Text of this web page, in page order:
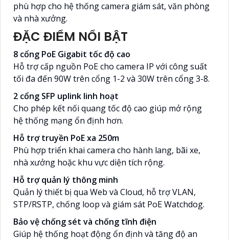
phù hợp cho hệ thống camera giám sát, văn phòng
và nhà xưởng.
ĐẶC ĐIỂM NỔI BẬT
8 cổng PoE Gigabit tốc độ cao
Hỗ trợ cấp nguồn PoE cho camera IP với công suất
tối đa đến 90W trên cổng 1-2 và 30W trên cổng 3-8.
2 cổng SFP uplink linh hoạt
Cho phép kết nối quang tốc độ cao giúp mở rộng
hệ thống mạng ổn định hơn.
Hỗ trợ truyền PoE xa 250m
Phù hợp triển khai camera cho hành lang, bãi xe,
nhà xưởng hoặc khu vực diện tích rộng.
Hỗ trợ quản lý thông minh
Quản lý thiết bị qua Web và Cloud, hỗ trợ VLAN,
STP/RSTP, chống loop và giám sát PoE Watchdog.
Bảo vệ chống sét và chống tĩnh điện
Giúp hệ thống hoạt động ổn định và tăng độ an